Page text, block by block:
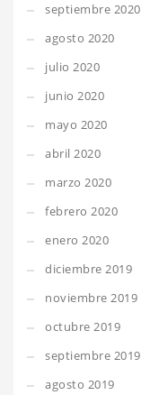
septiembre 2020
agosto 2020
julio 2020
junio 2020
mayo 2020
abril 2020
marzo 2020
febrero 2020
enero 2020
diciembre 2019
noviembre 2019
octubre 2019
septiembre 2019
agosto 2019